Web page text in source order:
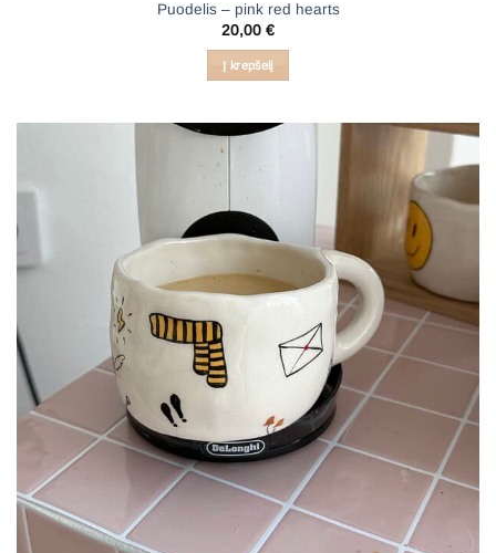
Puodelis – pink red hearts
20,00 €
Į krepšelį